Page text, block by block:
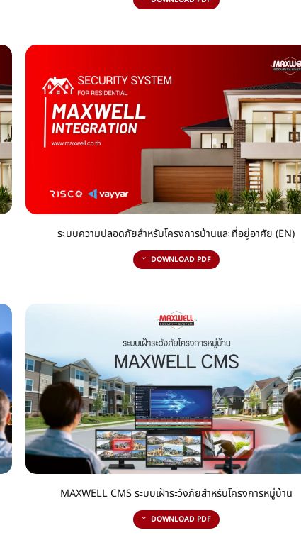
ระบบความปลอดภัยสำหรับโครงการบ้านและที่อยู่อาศัย (EN)
DOWNLOAD PDF
MAXWELL CMS ระบบเฝ้าระวังภัยสำหรับโครงการหมู่บ้าน
DOWNLOAD PDF